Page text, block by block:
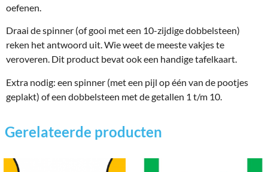
oefenen.
Draai de spinner (of gooi met een 10-zijdige dobbelsteen)
reken het antwoord uit. Wie weet de meeste vakjes te
veroveren. Dit product bevat ook een handige tafelkaart.
Extra nodig: een spinner (met een pijl op één van de pootjes
geplakt) of een dobbelsteen met de getallen 1 t/m 10.
Gerelateerde producten